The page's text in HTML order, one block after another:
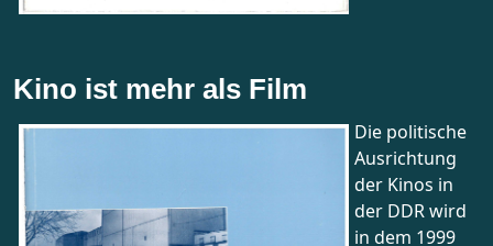
Kino ist mehr als Film
Die politische
Ausrichtung
der Kinos in
der DDR wird
in dem 1999